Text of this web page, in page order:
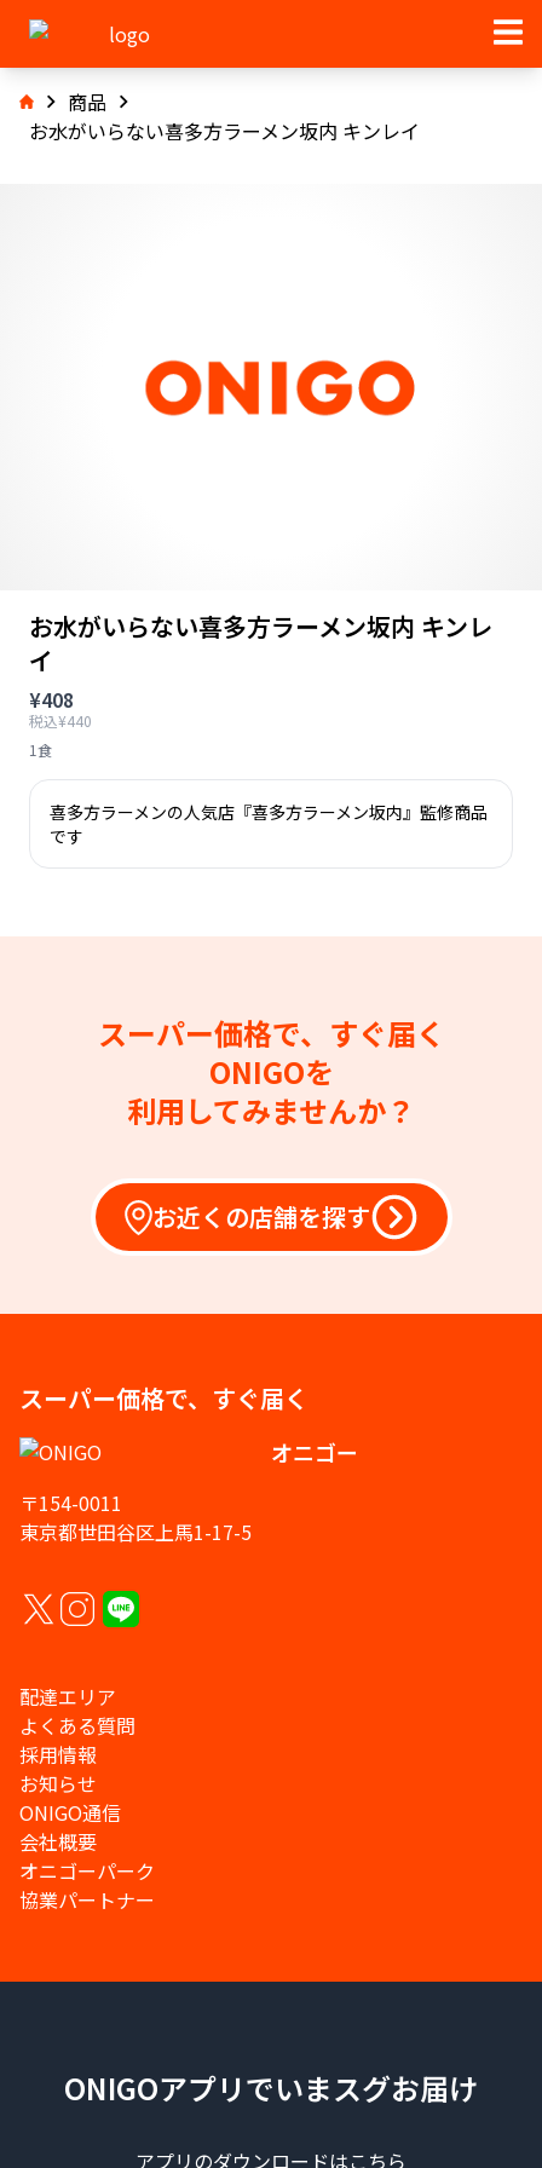
商品
お水がいらない喜多方ラーメン坂内 キンレイ
お水がいらない喜多方ラーメン坂内 キンレ
イ
¥408
税込¥440
1食
喜多方ラーメンの人気店『喜多方ラーメン坂内』監修商品
です
スーパー価格で、すぐ届く
ONIGOを
利用してみませんか？
お近くの店舗を探す
スーパー価格で、すぐ届く
オニゴー
〒154-0011
東京都世田谷区上馬1-17-5
配達エリア
よくある質問
採用情報
お知らせ
ONIGO通信
会社概要
オニゴーパーク
協業パートナー
ONIGOアプリでいまスグお届け
アプリのダウンロードはこちら